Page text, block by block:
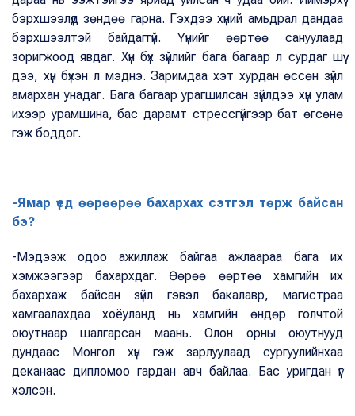
бэрхшээлүүд зөндөө гарна. Гэхдээ хүний амьдрал дандаа
бэрхшээлтэй байдаггүй. Үүнийг өөртөө сануулаад
зоригжоод явдаг. Хүн бүх зүйлийг бага багаар л сурдаг шүү
дээ, хүн бүхэн л мэднэ. Заримдаа хэт хурдан өссөн зүйл
амархан унадаг. Бага багаар урагшилсан зүйлдээ хүн улам
ихээр урамшина, бас дарамт стрессгүйгээр бат өгсөнө
гэж боддог.
-Ямар үед өөрөөрөө бахархах сэтгэл төрж байсан
бэ?
-Мэдээж одоо ажиллаж байгаа ажлаараа бага их
хэмжээгээр бахархдаг. Өөрөө өөртөө хамгийн их
бахархаж байсан зүйл гэвэл бакалавр, магистраа
хамгаалахдаа хоёуланд нь хамгийн өндөр голчтой
оюутнаар шалгарсан маань. Олон орны оюутнууд
дундаас Монгол хүн гэж зарлуулаад сургуулийнхаа
деканаас дипломоо гардан авч байлаа. Бас уригдан үг
хэлсэн.